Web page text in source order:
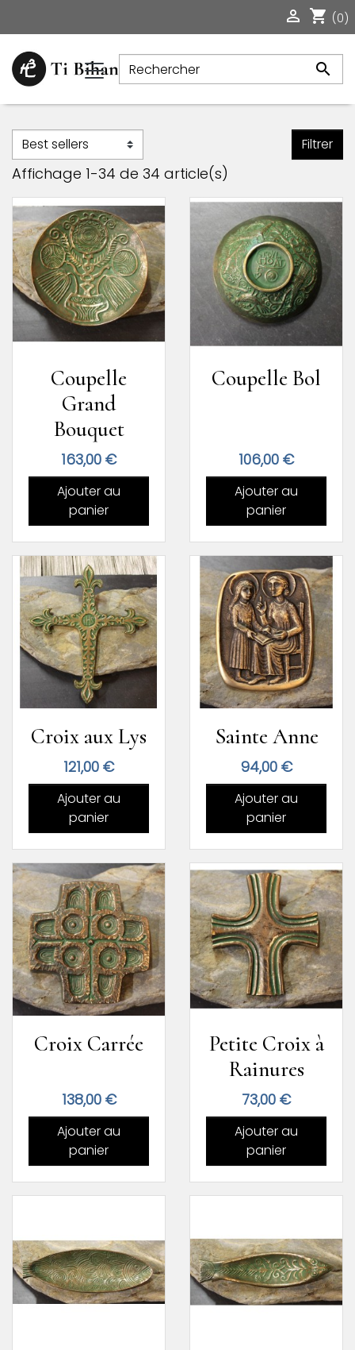
 shopping_cart (0)

Filtrer
Affichage 1-34 de 34 article(s)
Coupelle
Grand
Bouquet
Prix
163,00 €
Ajouter au
panier
Coupelle Bol
Prix
106,00 €
Ajouter au
panier
Croix aux Lys
Prix
121,00 €
Ajouter au
panier
Sainte Anne
Prix
94,00 €
Ajouter au
panier
Croix Carrée
Prix
138,00 €
Ajouter au
panier
Petite Croix à
Rainures
Prix
73,00 €
Ajouter au
panier